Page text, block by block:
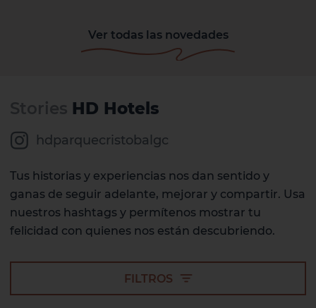
Ver todas las novedades
HD Hotels
hdparquecristobalgc
Tus historias y experiencias nos dan sentido y
ganas de seguir adelante, mejorar y compartir. Usa
nuestros hashtags y permítenos mostrar tu
felicidad con quienes nos están descubriendo.
FILTROS